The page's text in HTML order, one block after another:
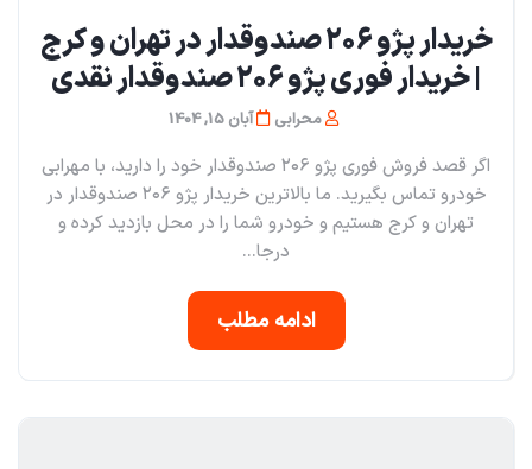
خریدار پژو ۲۰۶ صندوقدار در تهران و کرج
| خریدار فوری پژو ۲۰۶ صندوقدار نقدی
محرابی آبان 15, 1404
اگر قصد فروش فوری پژو ۲۰۶ صندوقدار خود را دارید، با مهرابی
خودرو تماس بگیرید. ما بالاترین خریدار پژو ۲۰۶ صندوقدار در
تهران و کرج هستیم و خودرو شما را در محل بازدید کرده و
درجا...
ادامه مطلب